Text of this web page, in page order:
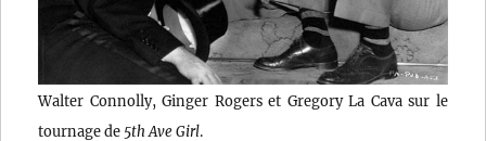
Walter Connolly, Ginger Rogers et Gregory La Cava sur le
tournage de 5th Ave Girl.